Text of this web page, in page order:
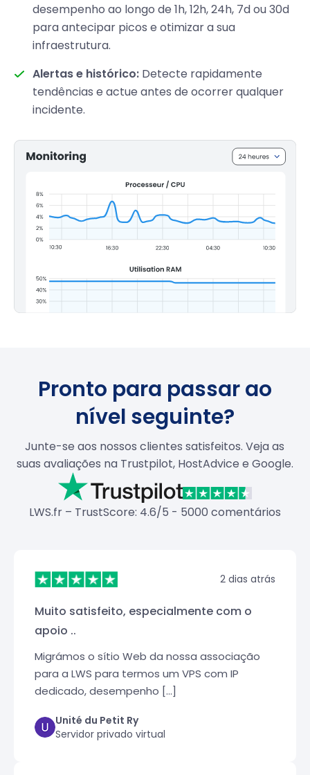
desempenho ao longo de 1h, 12h, 24h, 7d ou 30d
para antecipar picos e otimizar a sua
infraestrutura.
Alertas e histórico: Detecte rapidamente
tendências e actue antes de ocorrer qualquer
incidente.
Pronto para passar ao
nível seguinte?
Junte-se aos nossos clientes satisfeitos. Veja as
suas avaliações na Trustpilot, HostAdvice e Google.
LWS.fr – TrustScore: 4.6/5 - 5000 comentários
2 dias atrás
Muito satisfeito, especialmente com o
apoio ..
Migrámos o sítio Web da nossa associação
para a LWS para termos um VPS com IP
dedicado, desempenho [...]
Unité du Petit Ry
Servidor privado virtual